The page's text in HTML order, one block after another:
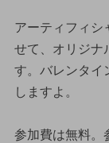
アーティフィシ
せて、オリジナ
す。バレンタイ
しますよ。
参加費は無料。